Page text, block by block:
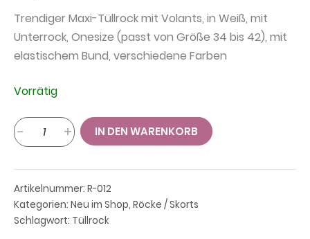
Trendiger Maxi-Tüllrock mit Volants, in Weiß, mit
Unterrock, Onesize (passt von Größe 34 bis 42), mit
elastischem Bund, verschiedene Farben
Vorrätig
Tüllrock
mit
in
Weiß
Menge
- + IN DEN WARENKORB
Artikelnummer: R-012
Kategorien: Neu im Shop, Röcke / Skorts
Schlagwort: Tüllrock